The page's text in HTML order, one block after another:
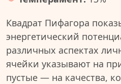
Квадрат Пифагора
энергетический
различных аспектах
ячейки указывают на
пустые — на качества,